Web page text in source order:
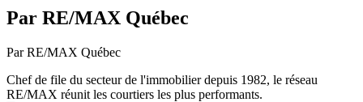
Par RE/MAX Québec
Par RE/MAX Québec
Chef de file du secteur de l'immobilier depuis 1982, le réseau
RE/MAX réunit les courtiers les plus performants.